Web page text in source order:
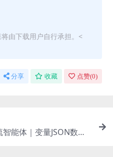
由下载用户自行承担。<
分享 收藏 点赞(0)
能体｜变量JSON数据